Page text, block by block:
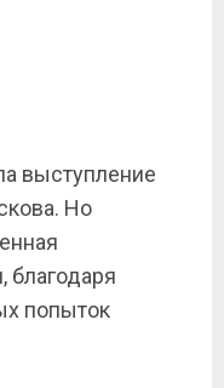
выступление
Но
благодаря
попыток